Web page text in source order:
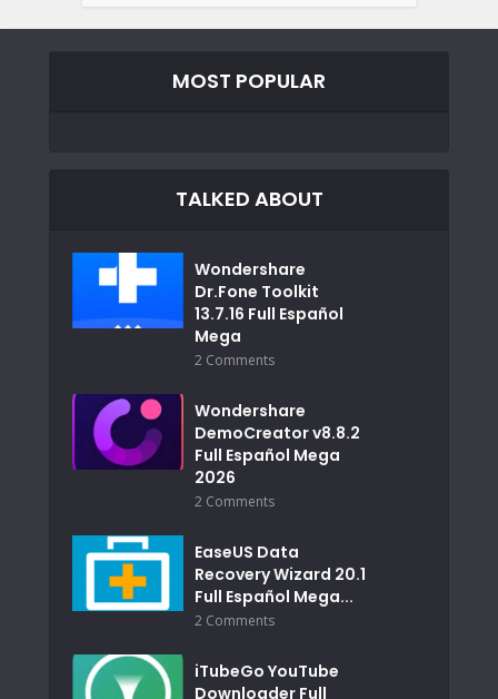
MOST POPULAR
TALKED ABOUT
Wondershare
Dr.Fone Toolkit
13.7.16 Full Español
Mega
2 Comments
Wondershare
DemoCreator v8.8.2
Full Español Mega
2026
2 Comments
EaseUS Data
Recovery Wizard 20.1
Full Español Mega...
2 Comments
iTubeGo YouTube
Downloader Full